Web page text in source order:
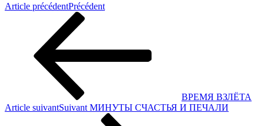
Article précédentPrécédent
ВРЕМЯ ВЗЛЁТА
Article suivantSuivant МИНУТЫ СЧАСТЬЯ И ПЕЧАЛИ